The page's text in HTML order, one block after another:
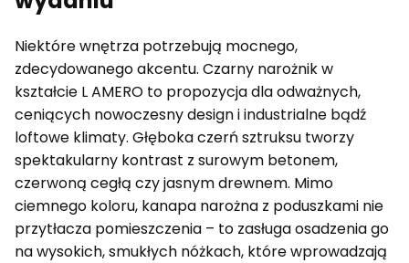
Niektóre wnętrza potrzebują mocnego,
zdecydowanego akcentu. Czarny narożnik w
kształcie L AMERO to propozycja dla odważnych,
ceniących nowoczesny design i industrialne bądź
loftowe klimaty. Głęboka czerń sztruksu tworzy
spektakularny kontrast z surowym betonem,
czerwoną cegłą czy jasnym drewnem. Mimo
ciemnego koloru, kanapa narożna z poduszkami nie
przytłacza pomieszczenia – to zasługa osadzenia go
na wysokich, smukłych nóżkach, które wprowadzają